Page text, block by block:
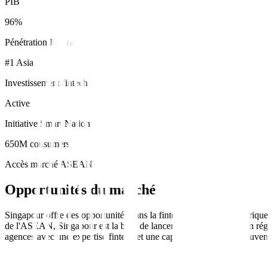
96%
Pénétration Internet
#1 Asia
Investissement fintech
Active
Initiative Smart Nation
650M consumers
Accès marché ASEAN
Opportunités du marché
Singapour offre des opportunités dans la fintech, la banque
de l'ASEAN, Singapour est la base de lancement pour l'expansion
agences avec une expertise fintech et une capacité multilingue